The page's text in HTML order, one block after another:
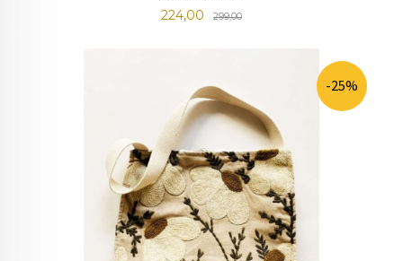
Tilbud
224,00 299,00Rabatt
-25%